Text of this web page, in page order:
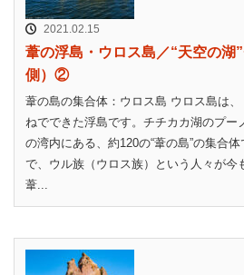
2021.02.15
葦の浮島・ウロス島／“天空の湖
側）②
葦の島の集合体：ウロス島 ウロス島は
ねでできた浮島です。チチカカ湖のプー
の湾内にある、約120の“葦の島”の集合
で、ウル族（ウロス族）という人々が今
葦...